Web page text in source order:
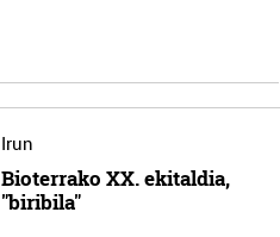
Irun
Bioterrako XX. ekitaldia,
"biribila"